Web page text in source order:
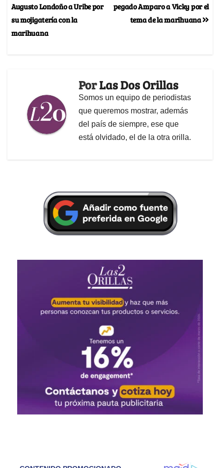
pegado Amparo a Vicky por el
tema de la marihuana
Augusto Londoño a Uribe por
su mojigatería con la
marihuana
PorLas Dos Orillas
Somos un equipo de periodistas
que queremos mostrar, además
del país de siempre, ese que
está olvidado, el de la otra orilla.